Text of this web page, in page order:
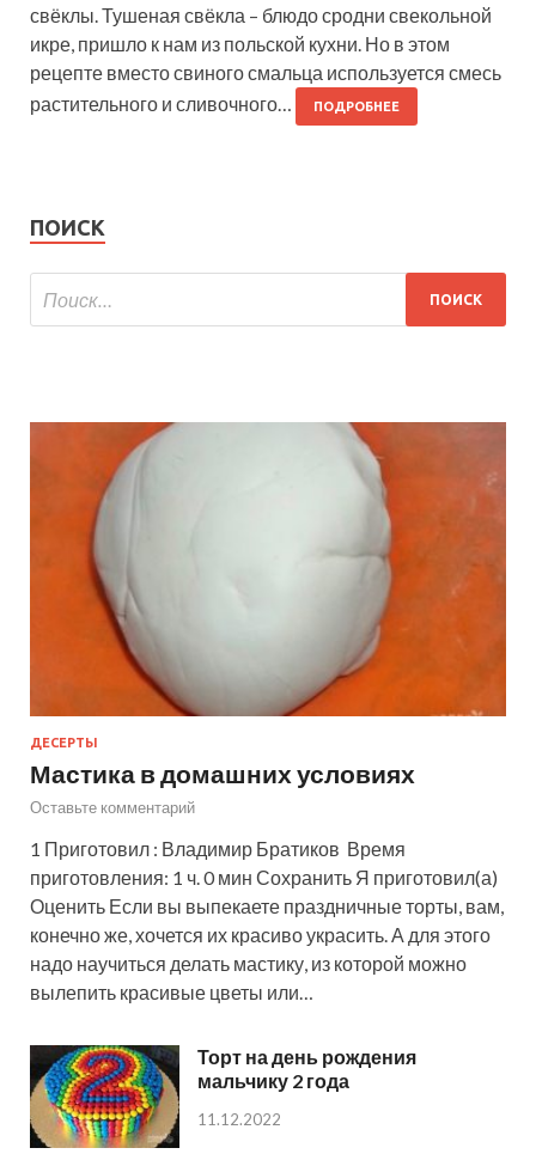
свёклы. Тушеная свёкла – блюдо сродни свекольной
икре, пришло к нам из польской кухни. Но в этом
рецепте вместо свиного смальца используется смесь
растительного и сливочного…
ПОДРОБНЕЕ
ПОИСК
ДЕСЕРТЫ
Мастика в домашних условиях
Оставьте комментарий
1 Приготовил : Владимир Братиков Время
приготовления: 1 ч. 0 мин Сохранить Я приготовил(а)
Оценить Если вы выпекаете праздничные торты, вам,
конечно же, хочется их красиво украсить. А для этого
надо научиться делать мастику, из которой можно
вылепить красивые цветы или…
Торт на день рождения
мальчику 2 года
11.12.2022